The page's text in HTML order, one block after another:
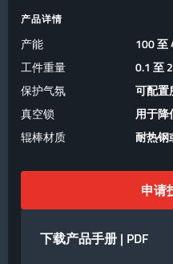
产品详情
产能
100 至
工件重量
0.1 至
保护气氛
可配置
真空锁
用于降
辊棒材质
耐热钢
申请
下载产品手册 | PDF